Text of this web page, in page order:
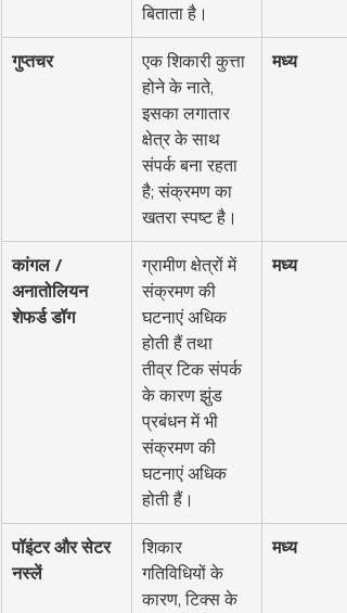
बिताता है।
गुप्तचर
एक शिकारी कुत्ता
होने के नाते,
इसका लगातार
क्षेत्र के साथ
संपर्क बना रहता
है; संक्रमण का
खतरा स्पष्ट है।
मध्य
कांगल /
अनातोलियन
शेफर्ड डॉग
ग्रामीण क्षेत्रों में
संक्रमण की
घटनाएं अधिक
होती हैं तथा
तीव्र टिक संपर्क
के कारण झुंड
प्रबंधन में भी
संक्रमण की
घटनाएं अधिक
होती हैं।
मध्य
पॉइंटर और सेटर
नस्लें
शिकार
गतिविधियों के
कारण, टिक्स के
मध्य